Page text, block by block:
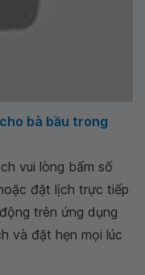
bà bầu trong
vui lòng bấm số
đặt lịch trực tiếp
trên ứng dụng
và đặt hẹn mọi lúc